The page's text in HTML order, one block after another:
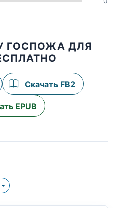
ГОСПОЖА ДЛЯ
Скачать FB2
EPUB